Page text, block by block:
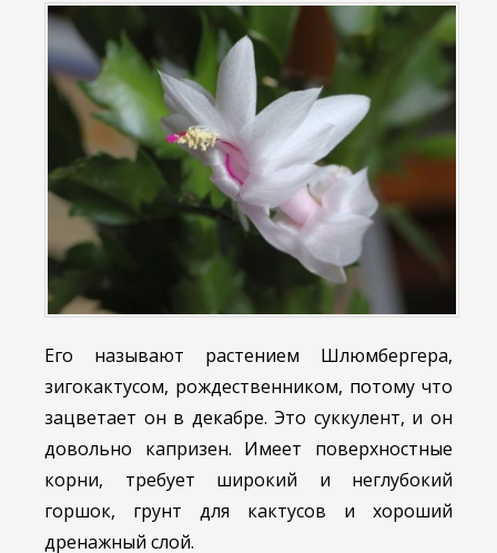
Его называют растением Шлюмбергера,
зигокактусом, рождественником, потому что
зацветает он в декабре. Это суккулент, и он
довольно капризен. Имеет поверхностные
корни, требует широкий и неглубокий
горшок, грунт для кактусов и хороший
дренажный слой.